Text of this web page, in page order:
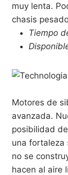
muy lenta.
chasis
Tiempo
Motores de
avanzada.
posibilidad
una fortaleza
no se
hacen al aire